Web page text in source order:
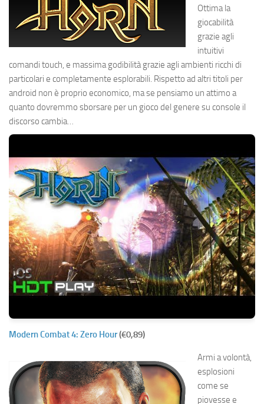
Ottima la
giocabilità
grazie agli
intuitivi
comandi touch, e massima godibilità grazie agli ambienti ricchi di
particolari e completamente esplorabili. Rispetto ad altri titoli per
android non è proprio economico, ma se pensiamo un attimo a
quanto dovremmo sborsare per un gioco del genere su console il
discorso cambia…
Modern Combat 4: Zero Hour(€0,89)
Armi a volontà,
esplosioni
come se
piovesse e